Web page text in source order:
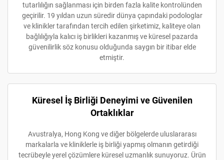
tutarlılığın sağlanması için birden fazla kalite kontrolünden
geçirilir. 19 yıldan uzun süredir dünya çapındaki podologlar
ve klinikler tarafından tercih edilen şirketimiz, kaliteye olan
bağlılığıyla kalıcı iş birlikleri kazanmış ve küresel pazarda
güvenilirlik söz konusu olduğunda saygın bir itibar elde
etmiştir.
Küresel İş Birliği Deneyimi ve Güvenilen
Ortaklıklar
Avustralya, Hong Kong ve diğer bölgelerde uluslararası
markalarla ve kliniklerle iş birliği yapmış olmanın getirdiği
tecrübeyle yerel çözümlere küresel uzmanlık sunuyoruz. Ürün